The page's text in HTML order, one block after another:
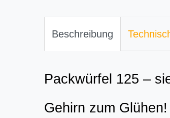
Beschreibung
Packwürfel 125 –
Gehirn zum Glühen!